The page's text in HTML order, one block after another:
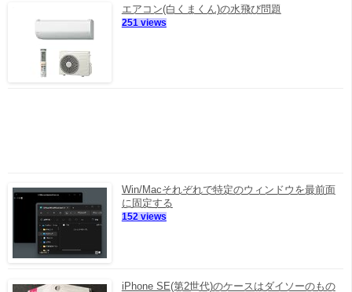
エアコン(白くまくん)の水飛び問題
251 views
Win/Macそれぞれで特定のウィンドウを最前面
に固定する
152 views
iPhone SE(第2世代)のケースはダイソーのもの